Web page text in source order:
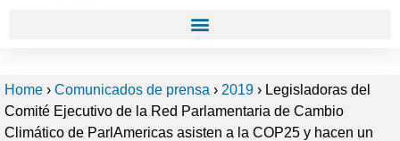
Home › Comunicados de prensa › 2019 › Legisladoras del
Comité Ejecutivo de la Red Parlamentaria de Cambio
Climático de ParlAmericas asisten a la COP25 y hacen un